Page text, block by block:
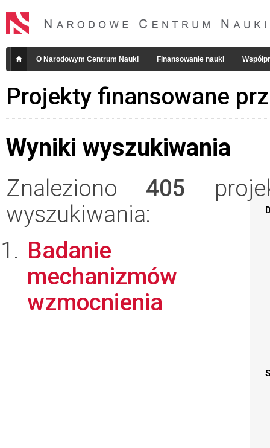
O Narodowym Centrum Nauki Finansowanie nauki
Projekty finansowane
Wyniki wyszukiwania
Znaleziono 405
wyszukiwania:
Badanie
mechanizmów
wzmocnienia